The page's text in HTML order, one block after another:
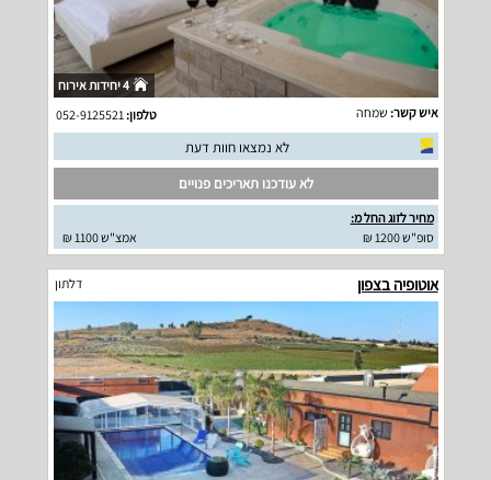
4 יחידות אירוח
איש קשר: שמחה טלפון:
לא נמצאו חוות דעת
לא עודכנו תאריכים פנויים
מחיר לזוג החל מ:
סופ"ש 1200 ₪
אמצ"ש 1100 ₪
אוטופיה בצפון דלתון